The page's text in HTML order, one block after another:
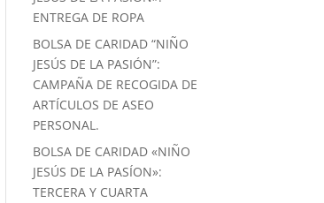
ENTREGA DE ROPA
BOLSA DE CARIDAD “NIÑO
JESÚS DE LA PASIÓN”:
CAMPAÑA DE RECOGIDA DE
ARTÍCULOS DE ASEO
PERSONAL.
BOLSA DE CARIDAD «NIÑO
JESÚS DE LA PASÍON»:
TERCERA Y CUARTA